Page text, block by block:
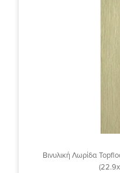
Βινυλική Λωρίδα